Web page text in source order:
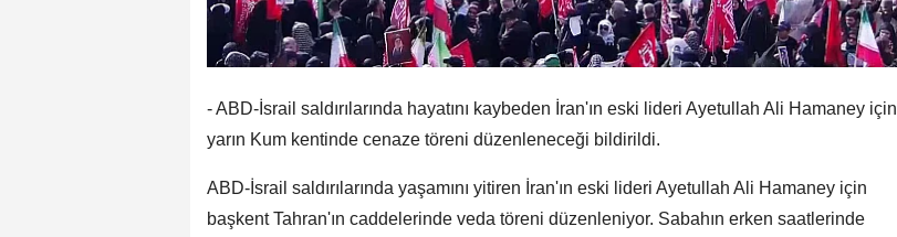
- ABD-İsrail saldırılarında hayatını kaybeden İran'ın eski lideri Ayetullah Ali Hamaney için
yarın Kum kentinde cenaze töreni düzenleneceği bildirildi.
ABD-İsrail saldırılarında yaşamını yitiren İran'ın eski lideri Ayetullah Ali Hamaney için
başkent Tahran'ın caddelerinde veda töreni düzenleniyor. Sabahın erken saatlerinde